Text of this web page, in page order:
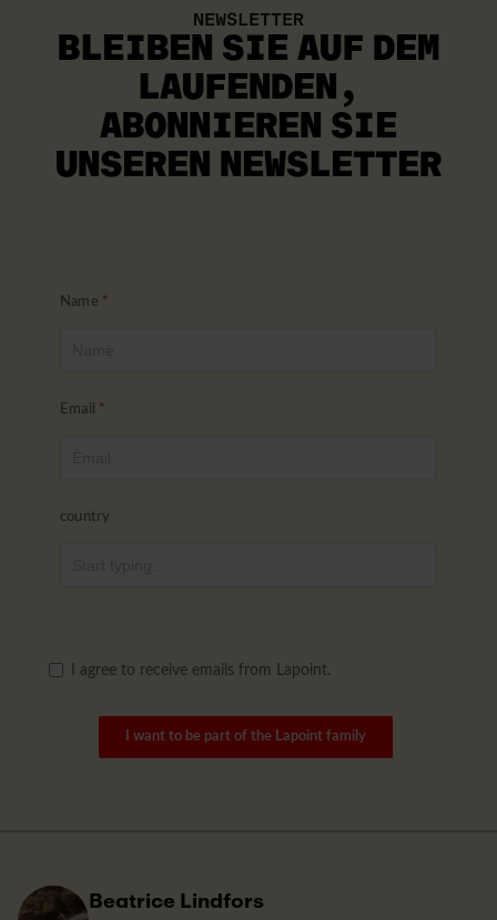
NEWSLETTER
BLEIBEN SIE AUF DEM
LAUFENDEN ,
ABONNIEREN SIE
UNSEREN NEWSLETTER
Name
Email
country
I agree to receive emails from Lapoint.
I want to be part of the Lapoint family
Beatrice Lindfors